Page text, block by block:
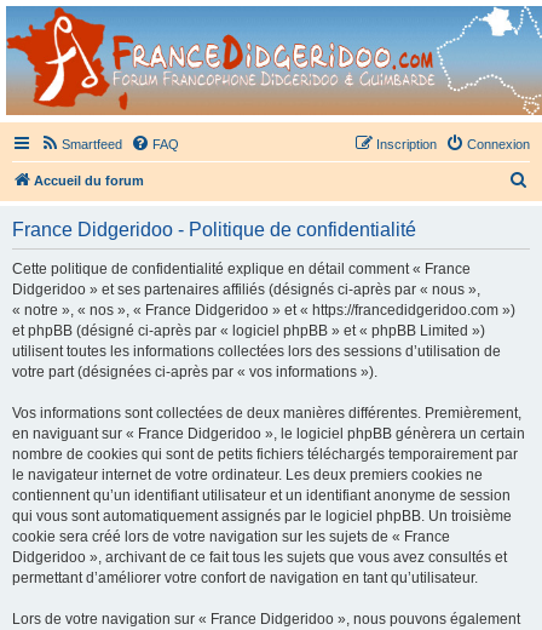
France Didgeridoo
Didgeridoo et Guimbarde sur France Didgeridoo - retrouvez la communauté.
Smartfeed FAQ Connexion
Inscription
Accueil du forum
France Didgeridoo - Politique de confidentialité
Cette politique de confidentialité explique en détail comment « France
Didgeridoo » et ses partenaires affiliés (désignés ci-après par « nous »,
« notre », « nos », « France Didgeridoo » et « https://francedidgeridoo.com »)
et phpBB (désigné ci-après par « logiciel phpBB » et « phpBB Limited »)
utilisent toutes les informations collectées lors des sessions d’utilisation de
votre part (désignées ci-après par « vos informations »).
Vos informations sont collectées de deux manières différentes. Premièrement,
en naviguant sur « France Didgeridoo », le logiciel phpBB génèrera un certain
nombre de cookies qui sont de petits fichiers téléchargés temporairement par
le navigateur internet de votre ordinateur. Les deux premiers cookies ne
contiennent qu’un identifiant utilisateur et un identifiant anonyme de session
qui vous sont automatiquement assignés par le logiciel phpBB. Un troisième
cookie sera créé lors de votre navigation sur les sujets de « France
Didgeridoo », archivant de ce fait tous les sujets que vous avez consultés et
permettant d’améliorer votre confort de navigation en tant qu’utilisateur.
Lors de votre navigation sur « France Didgeridoo », nous pouvons également